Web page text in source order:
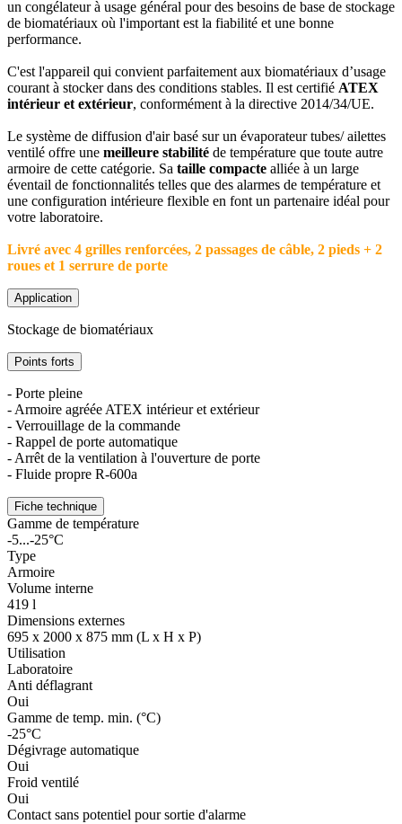
un congélateur à usage général pour des besoins de base de stockage
de biomatériaux où l'important est la fiabilité et une bonne
performance.
C'est l'appareil qui convient parfaitement aux biomatériaux d’usage
courant à stocker dans des conditions stables. Il est certifié ATEX
intérieur et extérieur, conformément à la directive 2014/34/UE.
Le système de diffusion d'air basé sur un évaporateur tubes/ ailettes
ventilé offre une meilleure stabilité de température que toute autre
armoire de cette catégorie. Sa taille compacte alliée à un large
éventail de fonctionnalités telles que des alarmes de température et
une configuration intérieure flexible en font un partenaire idéal pour
votre laboratoire.
Livré avec 4 grilles renforcées, 2 passages de câble, 2 pieds + 2
roues et 1 serrure de porte
Application
Stockage de biomatériaux
Points forts
- Porte pleine
- Armoire agréée ATEX intérieur et extérieur
- Verrouillage de la commande
- Rappel de porte automatique
- Arrêt de la ventilation à l'ouverture de porte
- Fluide propre R-600a
Fiche technique
Gamme de température
-5...-25°C
Type
Armoire
Volume interne
419 l
Dimensions externes
695 x 2000 x 875 mm (L x H x P)
Utilisation
Laboratoire
Anti déflagrant
Oui
Gamme de temp. min. (°C)
-25°C
Dégivrage automatique
Oui
Froid ventilé
Oui
Contact sans potentiel pour sortie d'alarme